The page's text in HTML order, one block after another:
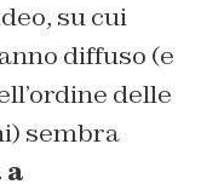
su cui
diffuso (e
delle
sembra
a